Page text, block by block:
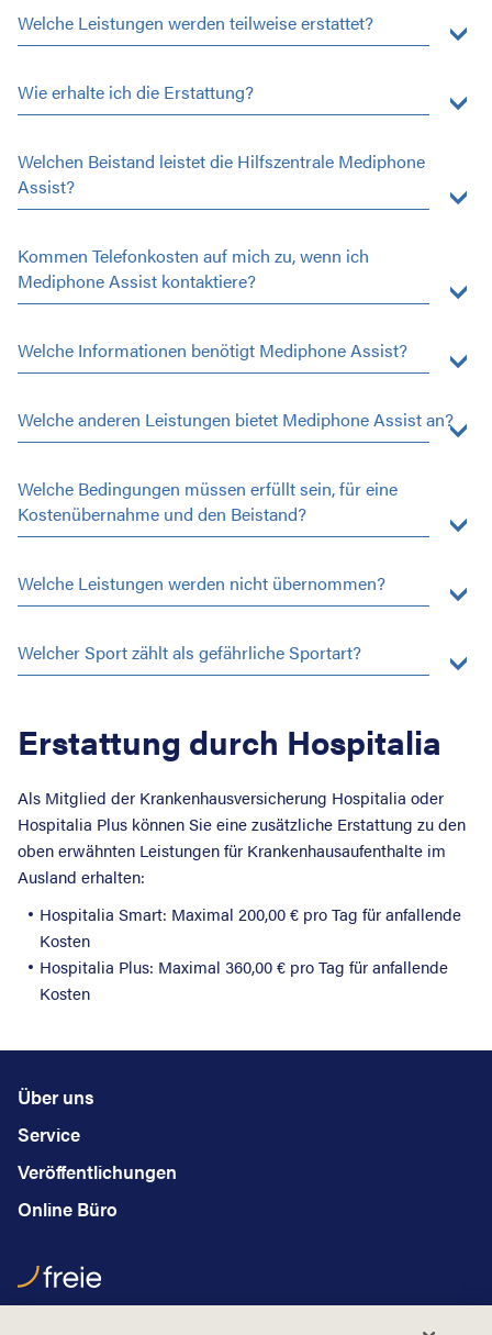
Welche Leistungen werden teilweise erstattet?
Wie erhalte ich die Erstattung?
Welchen Beistand leistet die Hilfszentrale Mediphone
Assist?
Kommen Telefonkosten auf mich zu, wenn ich
Mediphone Assist kontaktiere?
Welche Informationen benötigt Mediphone Assist?
Welche anderen Leistungen bietet Mediphone Assist an?
Welche Bedingungen müssen erfüllt sein, für eine
Kostenübernahme und den Beistand?
Welche Leistungen werden nicht übernommen?
Welcher Sport zählt als gefährliche Sportart?
Erstattung durch Hospitalia
Als Mitglied der Krankenhausversicherung Hospitalia oder
Hospitalia Plus können Sie eine zusätzliche Erstattung zu den
oben erwähnten Leistungen für Krankenhausaufenthalte im
Ausland erhalten:
Hospitalia Smart: Maximal 200,00 € pro Tag für anfallende
Kosten
Hospitalia Plus: Maximal 360,00 € pro Tag für anfallende
Kosten
Über uns
Service
Veröffentlichungen
Online Büro